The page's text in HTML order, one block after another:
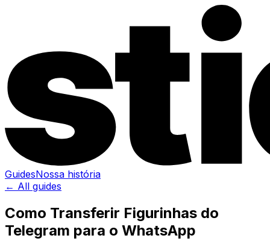
GuidesNossa história
← All guides
Como Transferir Figurinhas do
Telegram para o WhatsApp